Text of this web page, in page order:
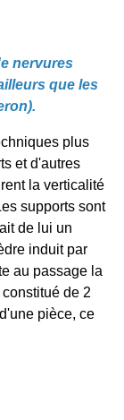
nervures
que les
plus
et d'autres
la verticalité
supports sont
de lui un
induit par
au passage la
de 2
pièce, ce